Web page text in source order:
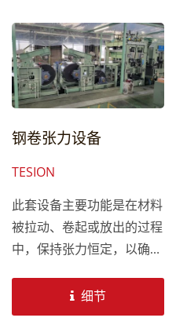
钢卷张力设备
TESION
此套设备主要功能是在材料
被拉动、卷起或放出的过程
中，保持张力恒定，以确保
压痕。并透过多个滚轮，以
引导材料流动并通过强大的
细节